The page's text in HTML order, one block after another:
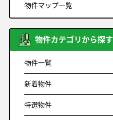
物件マップ一覧
物件カテゴリから探す
物件一覧
新着物件
特選物件